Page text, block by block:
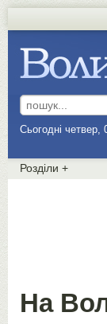
Сьогодні четвер,
Розділи +
На